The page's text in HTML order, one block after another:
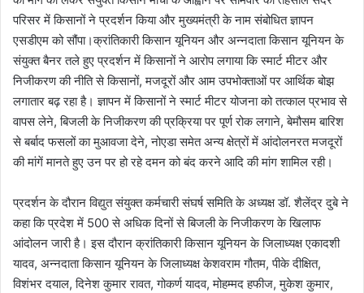
परिसर में किसानों ने प्रदर्शन किया और मुख्यमंत्री के नाम संबोधित ज्ञापन
एसडीएम को सौंपा।क्रांतिकारी किसान यूनियन और अन्नदाता किसान यूनियन के
संयुक्त बैनर तले हुए प्रदर्शन में किसानों ने आरोप लगाया कि स्मार्ट मीटर और
निजीकरण की नीति से किसानों, मजदूरों और आम उपभोक्ताओं पर आर्थिक बोझ
लगातार बढ़ रहा है। ज्ञापन में किसानों ने स्मार्ट मीटर योजना को तत्काल प्रभाव से
वापस लेने, बिजली के निजीकरण की प्रक्रिया पर पूर्ण रोक लगाने, बेमौसम बारिश
से बर्बाद फसलों का मुआवजा देने, नोएडा समेत अन्य क्षेत्रों में आंदोलनरत मजदूरों
की मांगें मानते हुए उन पर हो रहे दमन को बंद करने आदि की मांग शामिल रही।
प्रदर्शन के दौरान विद्युत संयुक्त कर्मचारी संघर्ष समिति के अध्यक्ष डॉ. शैलेंद्र दुबे ने
कहा कि प्रदेश में 500 से अधिक दिनों से बिजली के निजीकरण के खिलाफ
आंदोलन जारी है। इस दौरान क्रांतिकारी किसान यूनियन के जिलाध्यक्ष एकादशी
यादव, अन्नदाता किसान यूनियन के जिलाध्यक्ष केशवराम गौतम, पीके दीक्षित,
विशंभर दयाल, दिनेश कुमार रावत, गोकर्ण यादव, मोहम्मद हफीज, मुकेश कुमार,